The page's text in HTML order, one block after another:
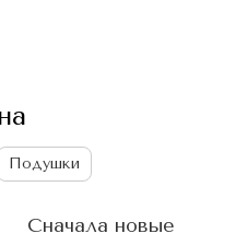
Подушки
Сначала новые